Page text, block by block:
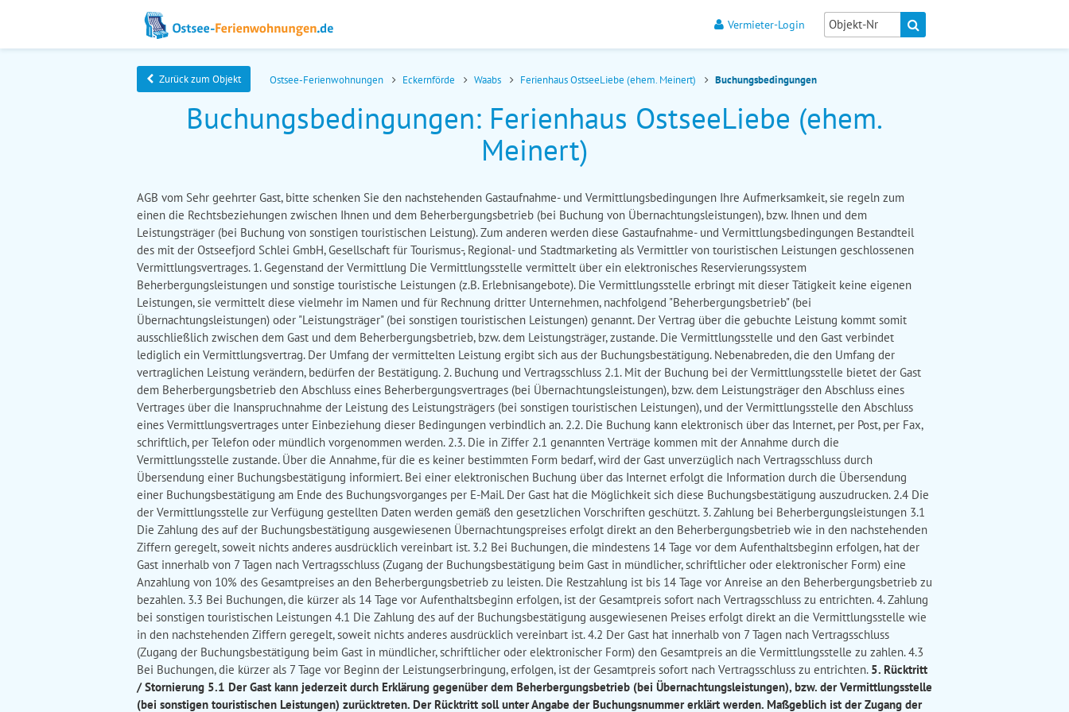
Vermieter-Login
Zurück zum Objekt Ostsee-Ferienwohnungen Eckernförde Waabs Ferienhaus OstseeLiebe (ehem. Meinert) Buchungsbedingungen
Buchungsbedingungen: Ferienhaus OstseeLiebe (ehem.
Meinert)
AGB vom Sehr geehrter Gast, bitte schenken Sie den nachstehenden Gastaufnahme- und Vermittlungsbedingungen Ihre Aufmerksamkeit, sie regeln zum
einen die Rechtsbeziehungen zwischen Ihnen und dem Beherbergungsbetrieb (bei Buchung von Übernachtungsleistungen), bzw. Ihnen und dem
Leistungsträger (bei Buchung von sonstigen touristischen Leistung). Zum anderen werden diese Gastaufnahme- und Vermittlungsbedingungen Bestandteil
des mit der Ostseefjord Schlei GmbH, Gesellschaft für Tourismus-, Regional- und Stadtmarketing als Vermittler von touristischen Leistungen geschlossenen
Vermittlungsvertrages. 1. Gegenstand der Vermittlung Die Vermittlungsstelle vermittelt über ein elektronisches Reservierungssystem
Beherbergungsleistungen und sonstige touristische Leistungen (z.B. Erlebnisangebote). Die Vermittlungsstelle erbringt mit dieser Tätigkeit keine eigenen
Leistungen, sie vermittelt diese vielmehr im Namen und für Rechnung dritter Unternehmen, nachfolgend "Beherbergungsbetrieb" (bei
Übernachtungsleistungen) oder "Leistungsträger" (bei sonstigen touristischen Leistungen) genannt. Der Vertrag über die gebuchte Leistung kommt somit
ausschließlich zwischen dem Gast und dem Beherbergungsbetrieb, bzw. dem Leistungsträger, zustande. Die Vermittlungsstelle und den Gast verbindet
lediglich ein Vermittlungsvertrag. Der Umfang der vermittelten Leistung ergibt sich aus der Buchungsbestätigung. Nebenabreden, die den Umfang der
vertraglichen Leistung verändern, bedürfen der Bestätigung. 2. Buchung und Vertragsschluss 2.1. Mit der Buchung bei der Vermittlungsstelle bietet der Gast
dem Beherbergungsbetrieb den Abschluss eines Beherbergungsvertrages (bei Übernachtungsleistungen), bzw. dem Leistungsträger den Abschluss eines
Vertrages über die Inanspruchnahme der Leistung des Leistungsträgers (bei sonstigen touristischen Leistungen), und der Vermittlungsstelle den Abschluss
eines Vermittlungsvertrages unter Einbeziehung dieser Bedingungen verbindlich an. 2.2. Die Buchung kann elektronisch über das Internet, per Post, per Fax,
schriftlich, per Telefon oder mündlich vorgenommen werden. 2.3. Die in Ziffer 2.1 genannten Verträge kommen mit der Annahme durch die
Vermittlungsstelle zustande. Über die Annahme, für die es keiner bestimmten Form bedarf, wird der Gast unverzüglich nach Vertragsschluss durch
Übersendung einer Buchungsbestätigung informiert. Bei einer elektronischen Buchung über das Internet erfolgt die Information durch die Übersendung
einer Buchungsbestätigung am Ende des Buchungsvorganges per E-Mail. Der Gast hat die Möglichkeit sich diese Buchungsbestätigung auszudrucken. 2.4 Die
der Vermittlungsstelle zur Verfügung gestellten Daten werden gemäß den gesetzlichen Vorschriften geschützt. 3. Zahlung bei Beherbergungsleistungen 3.1
Die Zahlung des auf der Buchungsbestätigung ausgewiesenen Übernachtungspreises erfolgt direkt an den Beherbergungsbetrieb wie in den nachstehenden
Ziffern geregelt, soweit nichts anderes ausdrücklich vereinbart ist. 3.2 Bei Buchungen, die mindestens 14 Tage vor dem Aufenthaltsbeginn erfolgen, hat der
Gast innerhalb von 7 Tagen nach Vertragsschluss (Zugang der Buchungsbestätigung beim Gast in mündlicher, schriftlicher oder elektronischer Form) eine
Anzahlung von 10% des Gesamtpreises an den Beherbergungsbetrieb zu leisten. Die Restzahlung ist bis 14 Tage vor Anreise an den Beherbergungsbetrieb zu
bezahlen. 3.3 Bei Buchungen, die kürzer als 14 Tage vor Aufenthaltsbeginn erfolgen, ist der Gesamtpreis sofort nach Vertragsschluss zu entrichten. 4. Zahlung
bei sonstigen touristischen Leistungen 4.1 Die Zahlung des auf der Buchungsbestätigung ausgewiesenen Preises erfolgt direkt an die Vermittlungsstelle wie
in den nachstehenden Ziffern geregelt, soweit nichts anderes ausdrücklich vereinbart ist. 4.2 Der Gast hat innerhalb von 7 Tagen nach Vertragsschluss
(Zugang der Buchungsbestätigung beim Gast in mündlicher, schriftlicher oder elektronischer Form) den Gesamtpreis an die Vermittlungsstelle zu zahlen. 4.3
Bei Buchungen, die kürzer als 7 Tage vor Beginn der Leistungserbringung, erfolgen, ist der Gesamtpreis sofort nach Vertragsschluss zu entrichten. 5. Rücktritt
/ Stornierung 5.1 Der Gast kann jederzeit durch Erklärung gegenüber dem Beherbergungsbetrieb (bei Übernachtungsleistungen), bzw. der Vermittlungsstelle
(bei sonstigen touristischen Leistungen) zurücktreten. Der Rücktritt soll unter Angabe der Buchungsnummer erklärt werden. Maßgeblich ist der Zugang der